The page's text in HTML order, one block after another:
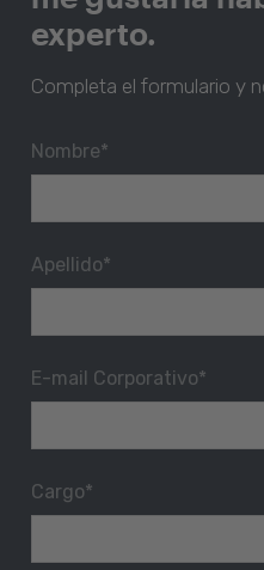
experto.
Completa el formulario y
Nombre*
Apellido*
E-mail Corporativo*
Cargo*